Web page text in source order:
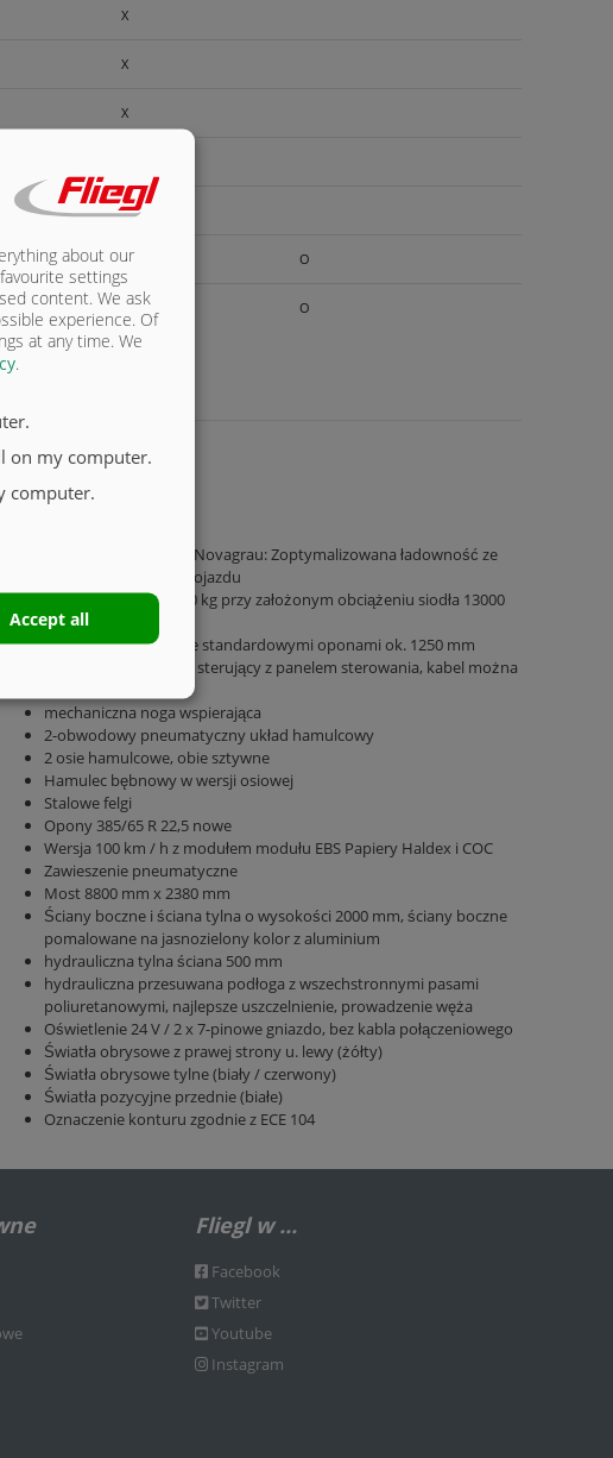
X
X
X
X
O
O
Podwozie malowane Novagrau: Zoptymalizowana ładowność ze
zintegrowaną ramą pojazdu
Masa całkowita 31000 kg przy założonym obciążeniu siodła 13000
kg
Wysokość siodełka ze standardowymi oponami ok. 1250 mm
Dwukierunkowy blok sterujący z panelem sterowania, kabel można
mechaniczna noga wspierająca
2-obwodowy pneumatyczny układ hamulcowy
2 osie hamulcowe, obie sztywne
Hamulec bębnowy w wersji osiowej
Stalowe felgi
Opony 385/65 R 22,5 nowe
Wersja 100 km / h z modułem modułu EBS Papiery Haldex i COC
Zawieszenie pneumatyczne
Most 8800 mm x 2380 mm
Ściany boczne i ściana tylna o wysokości 2000 mm, ściany boczne
pomalowane na jasnozielony kolor z aluminium
hydrauliczna tylna ściana 500 mm
hydrauliczna przesuwana podłoga z wszechstronnymi pasami
poliuretanowymi, najlepsze uszczelnienie, prowadzenie węża
Oświetlenie 24 V / 2 x 7-pinowe gniazdo, bez kabla połączeniowego
Światła obrysowe z prawej strony u. lewy (żółty)
Światła obrysowe tylne (biały / czerwony)
Światła pozycyjne przednie (białe)
Oznaczenie konturu zgodnie z ECE 104
Fliegl w ...
Facebook
Twitter
Youtube
Instagram
about our
settings
content. We ask
experience. Of
at any time. We
.
on my computer.
computer.
Accept all